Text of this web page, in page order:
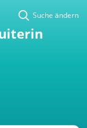
Suche ändern